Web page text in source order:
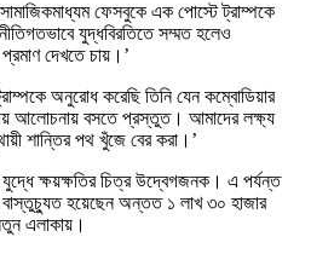
সামাজিকমাধ্যম ফেসবুকে এক পোস্টে ট্রাম্পকে
যুদ্ধবিরতিতে সম্মত হলেও
দেখতে চায়।’
অনুরোধ করেছি তিনি যেন কম্বোডিয়ার
আলোচনায় বসতে প্রস্তুত। আমাদের লক্ষ্য
শান্তির পথ খুঁজে বের করা।’
ক্ষয়ক্ষতির চিত্র উদ্বেগজনক। এ পর্যন্ত
বাস্তুচ্যুত হয়েছেন অন্তত ১ লাখ ৩০ হাজার
এলাকায়।